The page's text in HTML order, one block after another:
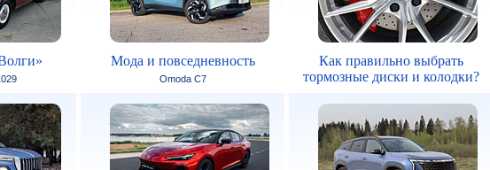
Мода и повседневность
Omoda C7
Как правильно выбрать
тормозные диски и колодки?